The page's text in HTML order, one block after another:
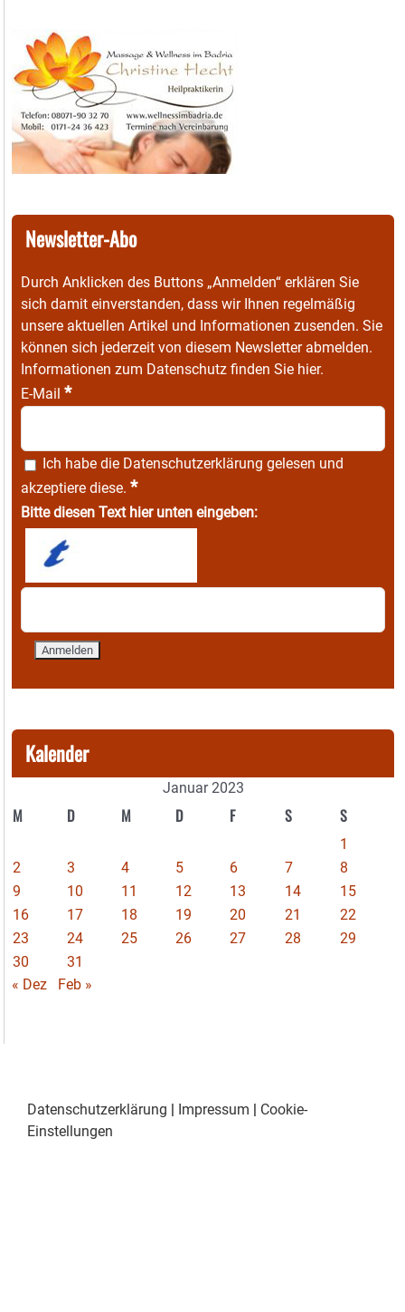
Newsletter-Abo
Durch Anklicken des Buttons „Anmelden“ erklären Sie
sich damit einverstanden, dass wir Ihnen regelmäßig
unsere aktuellen Artikel und Informationen zusenden. Sie
können sich jederzeit von diesem Newsletter abmelden.
Informationen zum Datenschutz finden Sie hier.
E-Mail *
Ich habe die Datenschutzerklärung gelesen und
akzeptiere diese. *
Bitte diesen Text hier unten eingeben:
Kalender
Januar 2023
M D M D F S S
1
2
3 4 5 6 7
8
9
10 11 12 13 14
15
16
17 18 19 20 21
22
23
24 25 26 27 28
29
30
31
« Dez
Feb »
Datenschutzerklärung Impressum
Cookie-
Einstellungen